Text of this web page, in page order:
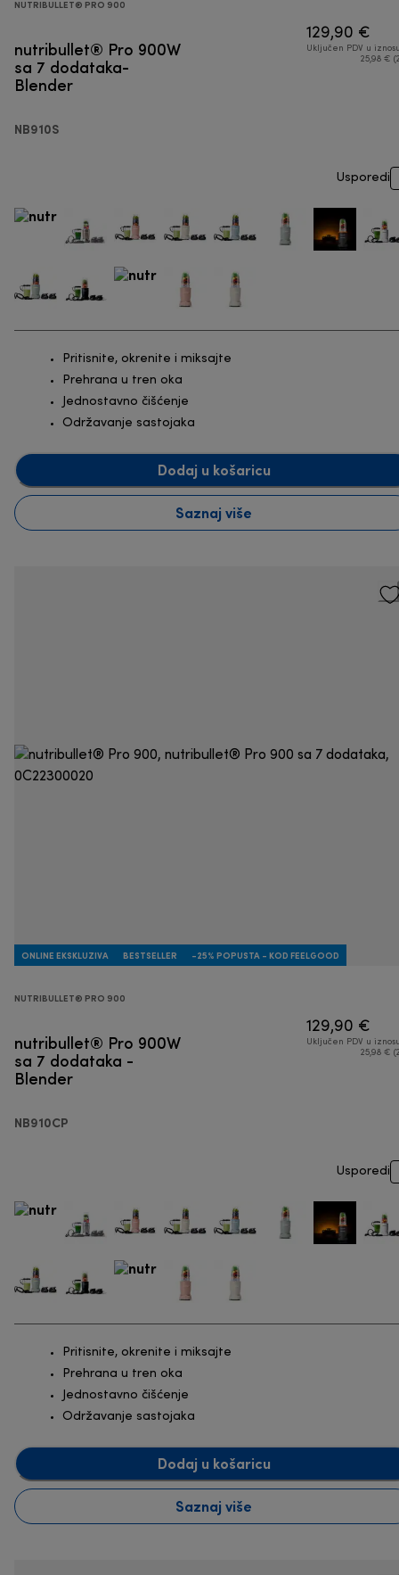
NUTRIBULLET® PRO 900
nutribullet® Pro 900W
sa 7 dodataka-
Blender
NB910S
129,90 €
Uključen PDV u
25,98 €
Usporedi
Pritisnite, okrenite i miksajte
Prehrana u tren oka
Jednostavno čišćenje
Održavanje sastojaka
Dodaj u košaricu
Saznaj više
ONLINE EKSKLUZIVA BESTSELLER -25% POPUSTA - KOD FEELGOOD
NUTRIBULLET® PRO 900
nutribullet® Pro 900W
sa 7 dodataka -
Blender
NB910CP
129,90 €
Uključen PDV u
25,98 €
Usporedi
Pritisnite, okrenite i miksajte
Prehrana u tren oka
Jednostavno čišćenje
Održavanje sastojaka
Dodaj u košaricu
Saznaj više